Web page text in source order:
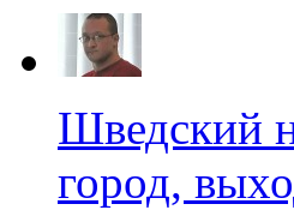
Шведский
город,